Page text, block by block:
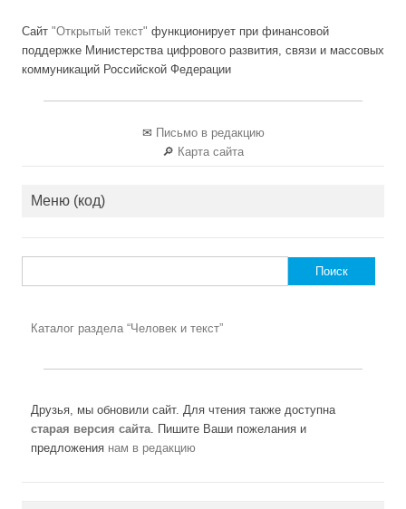
Сайт "Открытый текст" функционирует при финансовой
поддержке Министерства цифрового развития, связи и массовых
коммуникаций Российской Федерации
✉ Письмо в редакцию
🔎 Карта сайта
Меню (код)
Каталог раздела “Человек и текст”
Друзья, мы обновили сайт. Для чтения также доступна
старая версия сайта. Пишите Ваши пожелания и
предложения нам в редакцию